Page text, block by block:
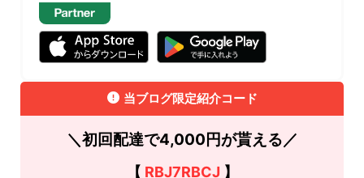
当ブログ限定紹介コード
＼初回配達で4,000円が貰える／
【 RBJ7RBCJ 】